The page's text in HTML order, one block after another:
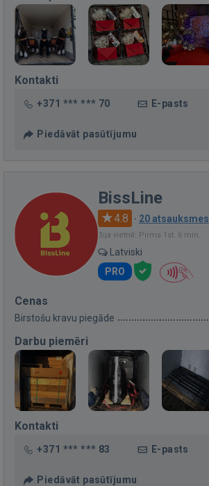
Kontakti
+371 *** *** 70 E-pasts
Piedāvāt pasūtījumu
BissLine
4.8 · 20 atsauksmes
Bija vietnē: Pirms 1st. 6 min.
Latviski
PRO
Cenas
Birstošu kravu piegāde
Darbu piemēri
Kontakti
+371 *** *** 83 E-pasts
Piedāvāt pasūtījumu